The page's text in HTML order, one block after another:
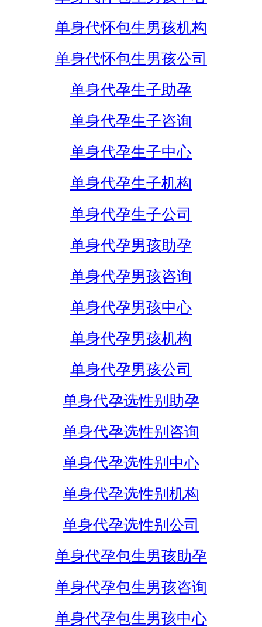
单身代怀包生男孩机构
单身代怀包生男孩公司
单身代孕生子助孕
单身代孕生子咨询
单身代孕生子中心
单身代孕生子机构
单身代孕生子公司
单身代孕男孩助孕
单身代孕男孩咨询
单身代孕男孩中心
单身代孕男孩机构
单身代孕男孩公司
单身代孕选性别助孕
单身代孕选性别咨询
单身代孕选性别中心
单身代孕选性别机构
单身代孕选性别公司
单身代孕包生男孩助孕
单身代孕包生男孩咨询
单身代孕包生男孩中心